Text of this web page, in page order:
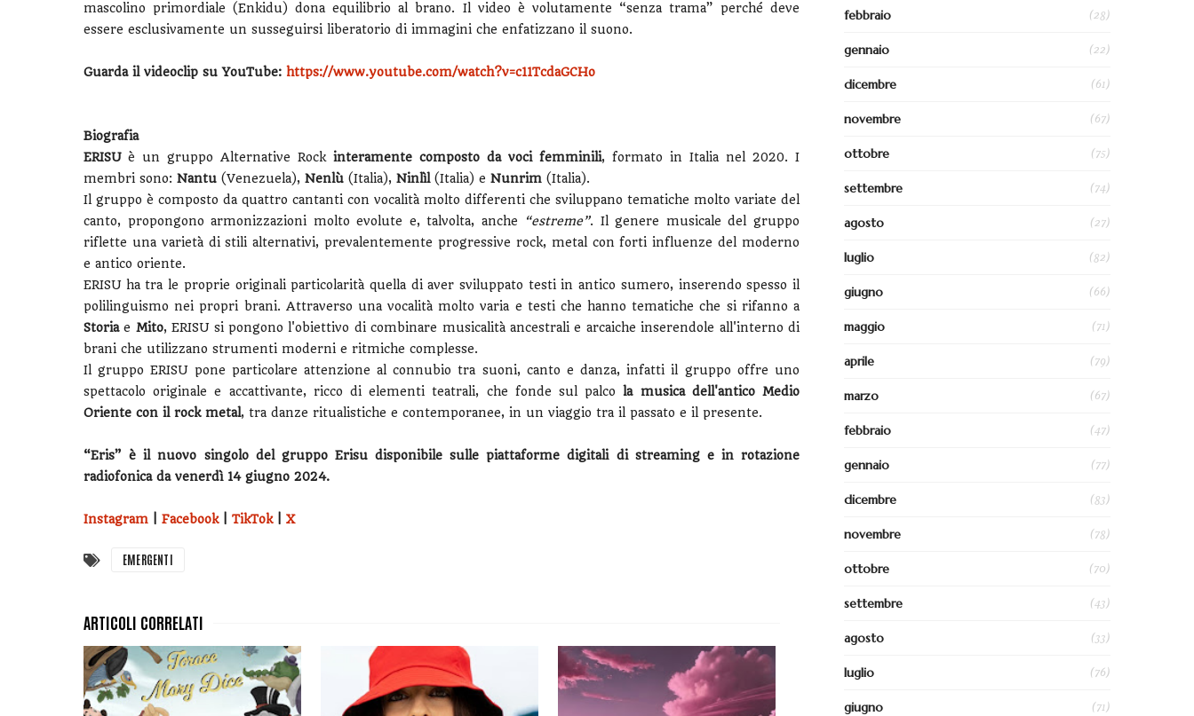
mascolino primordiale (Enkidu) dona equilibrio al brano. Il video è volutamente “senza trama” perché deve
essere esclusivamente un susseguirsi liberatorio di immagini che enfatizzano il suono.
Guarda il videoclip su YouTube: https://www.youtube.com/watch?v=c11TcdaGCHo
Biografia
ERISU è un gruppo Alternative Rock interamente composto da voci femminili, formato in Italia nel 2020. I
membri sono: Nantu (Venezuela), Nenlù (Italia), Ninlìl(Italia) e Nunrim (Italia).
Il gruppo è composto da quattro cantanti con vocalità molto differenti che sviluppano tematiche molto variate del
canto, propongono armonizzazioni molto evolute e, talvolta, anche
“estreme”. Il genere musicale del gruppo
riflette una varietà di stili alternativi, prevalentemente progressive rock, metal con forti influenze del moderno
e antico oriente.
ERISU ha tra le proprie originali particolarità quella di aver sviluppato testi in antico sumero, inserendo spesso il
polilinguismo nei propri brani. Attraverso una vocalità molto varia e testi che hanno tematiche che si rifanno a
Storiae Mito, ERISU si pongono l'obiettivo di combinare musicalità ancestrali e arcaiche inserendole all'interno di
brani che utilizzano strumenti moderni e ritmiche complesse.
Il gruppo ERISU pone particolare attenzione al connubio tra suoni, canto e danza, infatti il gruppo offre uno
spettacolo originale e accattivante, ricco di elementi teatrali, che fonde sul palco la musica dell'antico Medio
Oriente con il rock metal, tra danze ritualistiche e contemporanee, in un viaggio tra il passato e il presente.
“Eris” è il nuovo singolo del gruppo Erisu disponibile sulle piattaforme digitali di streaming e in rotazione
radiofonica da venerdì 14 giugno 2024.
Instagram Facebook| TikTok| X
EMERGENTI
febbraio (28)
gennaio (22)
dicembre (61)
novembre (67)
ottobre (75)
settembre (74)
agosto (27)
luglio (82)
giugno (66)
maggio (71)
aprile (79)
marzo (67)
febbraio (47)
gennaio (77)
dicembre (83)
novembre (78)
ottobre (70)
settembre (43)
agosto (33)
luglio (76)
giugno (71)